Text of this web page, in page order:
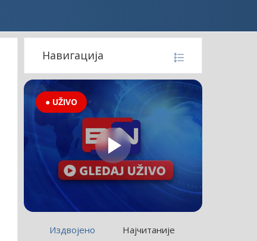
Навигација
● UŽIVO
Издвојено Најчитаније